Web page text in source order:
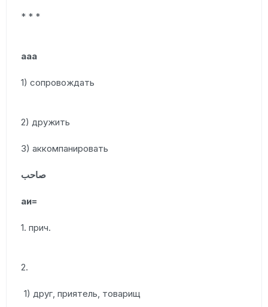
* * *
ааа
1) сопровождать
2) дружить
3) аккомпанировать
صاحب
аи=
1. прич.
2.
1) друг, приятель, товарищ